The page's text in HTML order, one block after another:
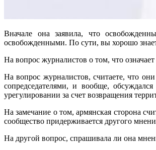
Вначале она заявила, что
освобожденными. По сути, вы хорошо
На вопрос журналистов о том, что
На вопрос журналистов, считаете, что
сопредседателями, и вообще,
урегулировании за счет возвращения
На замечание о том, армянская сторона
сообщество придерживается другого
На другой вопрос, спрашивала ли она